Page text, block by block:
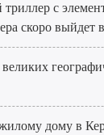
с
скоро выйдет
дому в